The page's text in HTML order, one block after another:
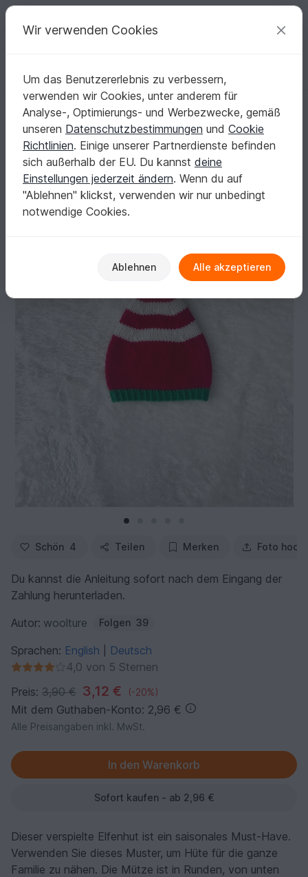
Deine kreativen Ideen
Deutsch | € (EUR) einloggen Kostenlos registrieren
Startseite Stricken Damen Mützen & Hüte
Elfenmütze Strickanleitung 7 Größen
Elfenmütze Strickanleitung 7 Größen
Schön 4 Teilen Merken Foto
Du kannst die Anleitung sofort nach dem Eingang der
Zahlung herunterladen.
Autor: woolture Folgen 39
Sprachen: English
Deutsch
4,0 von 5 Sternen
Preis: 3,90 € 3,12 € (-20%)
Mit dem Guthaben-Konto: 2,96 €
Alle Preisangaben inkl. MwSt.
Sofort kaufen - ab 2,96 €
Dieser verspielte Elfenhut ist ein saisonales Must-Have.
Verwenden Sie dieses Muster, um Hüte für die ganze
Familie zu nähen. Die Mütze ist in Runden, von unten
Wir verwenden Cookies
Um das Benutzererlebnis zu verbessern,
verwenden wir Cookies, unter anderem für
Analyse-, Optimierungs- und Werbezwecke, gemäß
unseren Datenschutzbestimmungen und Cookie
Richtlinien. Einige unserer Partnerdienste befinden
sich außerhalb der EU. Du kannst deine
Einstellungen jederzeit ändern. Wenn du auf
"Ablehnen" klickst, verwenden wir nur unbedingt
notwendige Cookies.
Ablehnen Alle akzeptieren